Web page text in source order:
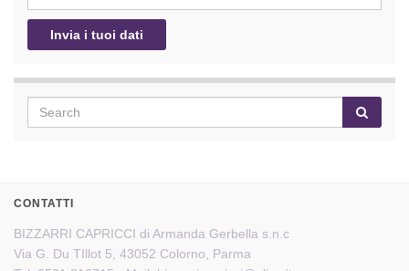
CONTATTI
BIZZARRI CAPRICCI di Armanda Gerbella s.n.c
Via G. Du TIllot 5, 43052 Colorno, Parma